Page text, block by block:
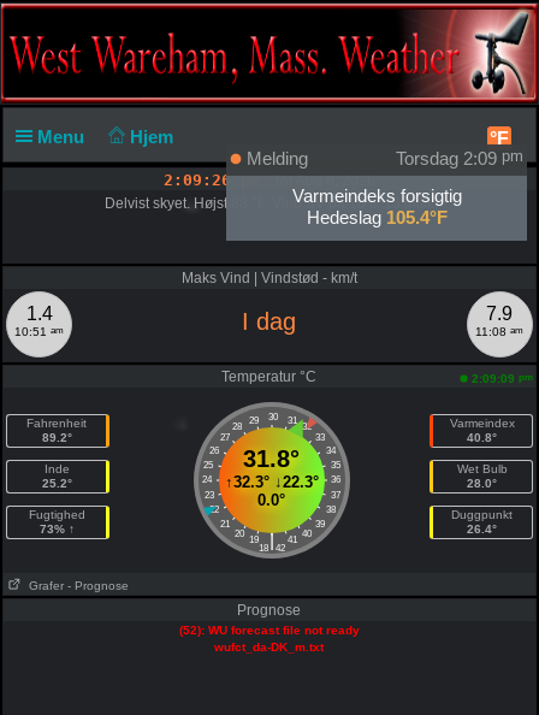
Menu Hjem °F
2:09:26 pmTor Aug 6, 2026
Delvist skyet. Højst 88 °F. Vind SV på 10 til 15 mil/t.
Maks Vind | Vindstød - km/t
1.4
10:51am
7.9
11:08am
I dag
Temperatur °C 2:09:09 pm
Fahrenheit
89.2°
Inde
25.2°
Fugtighed
73% ↑
30
29 31
28
32
27
33
26
34
25
35
24
36
23
37
22
38
21
39
20
40
19 41
|
18 42
31.8°
↑32.3°↓22.3°
0.0°
Varmeindex
40.8°
Wet Bulb
28.0°
Duggpunkt
26.4°
Grafer - Prognose
Prognose
(52): WU forecast file not ready
wufct_da-DK_m.txt
Melding Torsdag 2:09 pm
Varmeindeks forsigtig
Hedeslag 105.4°F